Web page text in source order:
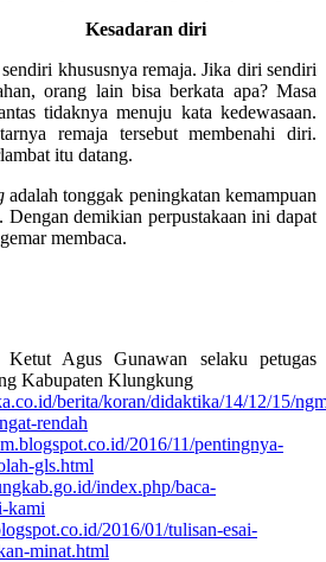
Kesadaran diri
khususnya remaja. Jika diri sendiri
orang lain bisa berkata apa? Masa
tidaknya menuju kata kedewasaan.
remaja tersebut membenahi diri.
itu datang.
adalah tonggak peningkatan kemampuan
demikian perpustakaan ini dapat
membaca.
Agus Gunawan selaku petugas
Kabupaten Klungkung
berita/koran/didaktika/14/12/15/
rendah
2016/11/pentingnya-
gls.html
index.php/baca-
kami
2016/01/tulisan-esai-
minat.html